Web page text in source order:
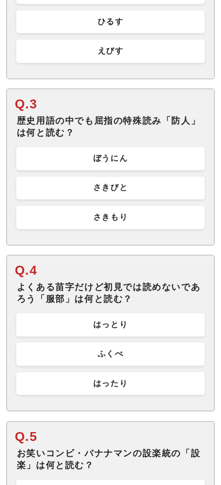
ひるす
えびす
Q.3
歴史用語の中でも屈指の特殊読み「防人」
は何と読む？
ぼうにん
さきびと
さきもり
Q.4
よくある苗字だけど初見では読めないであ
ろう「服部」は何と読む？
はっとり
ふくべ
はったり
Q.5
お笑いコンビ・バナナマンの設楽統の「設
楽」は何と読む？